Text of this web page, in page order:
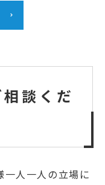
談くだ
一人一人の立場に